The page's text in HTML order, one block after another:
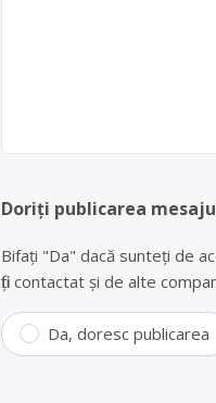
Doriți publicarea
Bifați "Da" dacă sunteți de
fiți contactat și de alte
Da, doresc publicarea